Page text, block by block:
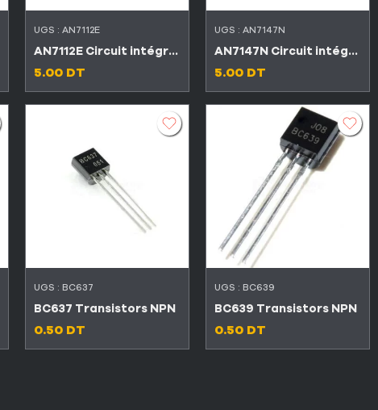
UGS : AN7112E
AN7112E Circuit intégré audio 0.5W
5.00 DT
UGS : AN7147N
AN7147N Circuit intégré audio 2 X 5,8W
5.00 DT
UGS : BC637
BC637 Transistors NPN
0.50 DT
UGS : BC639
BC639 Transistors NPN
0.50 DT